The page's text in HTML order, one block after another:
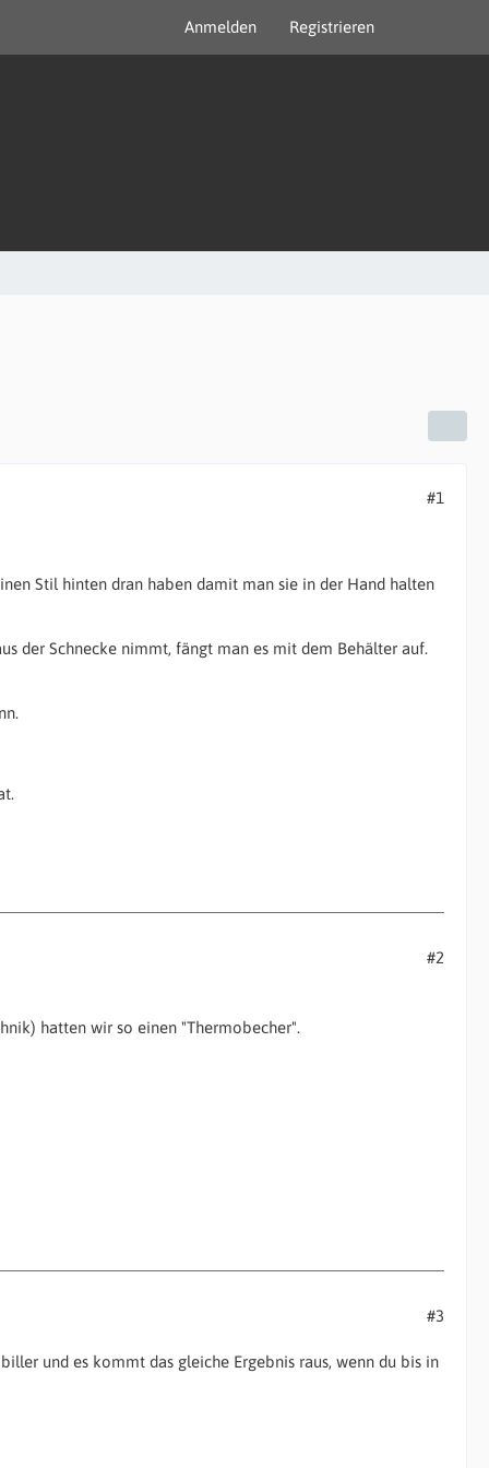
Anmelden Registrieren
#1
Stil hinten dran haben damit man sie in der Hand halten
der Schnecke nimmt, fängt man es mit dem Behälter auf.
#2
hatten wir so einen "Thermobecher".
#3
und es kommt das gleiche Ergebnis raus, wenn du bis in